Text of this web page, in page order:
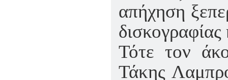
απήχηση
Τότε τον
Τάκης